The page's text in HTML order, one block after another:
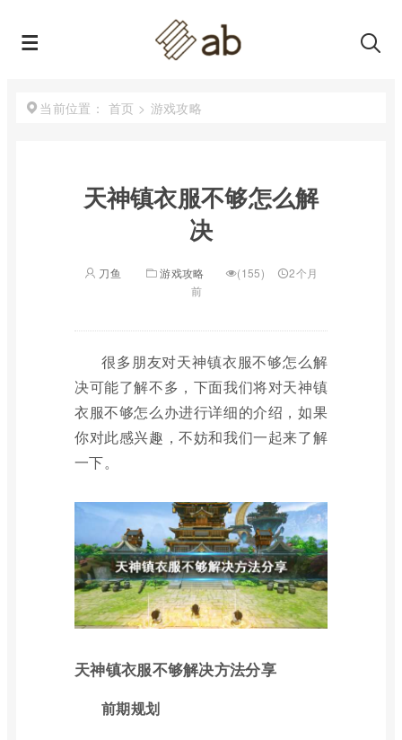
当前位置： 首页 > 游戏攻略
天神镇衣服不够怎么解
决
刀鱼 游戏攻略 (155)
2个月
前
很多朋友对天神镇衣服不够怎么解
决可能了解不多，下面我们将对天神镇
衣服不够怎么办进行详细的介绍，如果
你对此感兴趣，不妨和我们一起来了解
一下。
天神镇衣服不够解决方法分享
前期规划